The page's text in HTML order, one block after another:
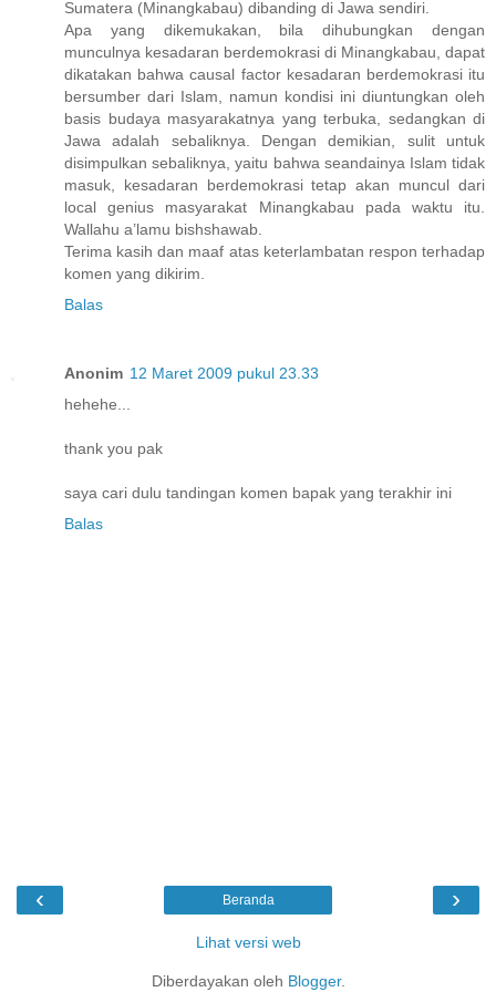
Sumatera (Minangkabau) dibanding di Jawa sendiri.
Apa yang dikemukakan, bila dihubungkan dengan
munculnya kesadaran berdemokrasi di Minangkabau, dapat
dikatakan bahwa causal factor kesadaran berdemokrasi itu
bersumber dari Islam, namun kondisi ini diuntungkan oleh
basis budaya masyarakatnya yang terbuka, sedangkan di
Jawa adalah sebaliknya. Dengan demikian, sulit untuk
disimpulkan sebaliknya, yaitu bahwa seandainya Islam tidak
masuk, kesadaran berdemokrasi tetap akan muncul dari
local genius masyarakat Minangkabau pada waktu itu.
Wallahu a’lamu bishshawab.
Terima kasih dan maaf atas keterlambatan respon terhadap
komen yang dikirim.
Balas
Anonim 12 Maret 2009 pukul 23.33
hehehe...
thank you pak
saya cari dulu tandingan komen bapak yang terakhir ini
Balas
‹ ›
Beranda
Lihat versi web
Diberdayakan oleh Blogger.